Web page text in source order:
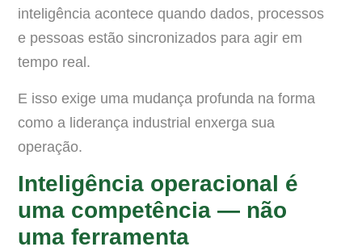
inteligência acontece quando dados, processos
e pessoas estão sincronizados para agir em
tempo real.
E isso exige uma mudança profunda na forma
como a liderança industrial enxerga sua
operação.
Inteligência operacional é
uma competência — não
uma ferramenta